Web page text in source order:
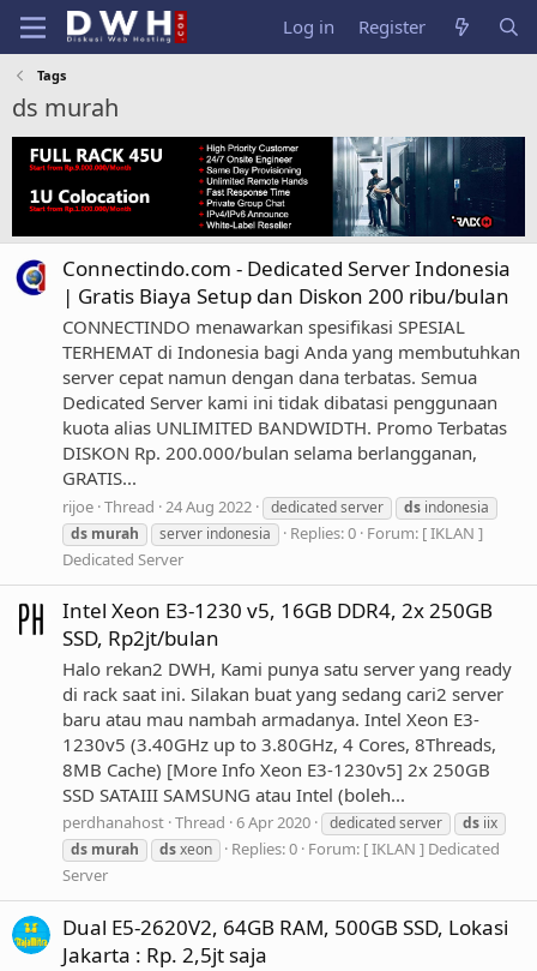
Log in Register
Tags
ds murah
Connectindo.com - Dedicated Server Indonesia
| Gratis Biaya Setup dan Diskon 200 ribu/bulan
CONNECTINDO menawarkan spesifikasi SPESIAL
TERHEMAT di Indonesia bagi Anda yang membutuhkan
server cepat namun dengan dana terbatas. Semua
Dedicated Server kami ini tidak dibatasi penggunaan
kuota alias UNLIMITED BANDWIDTH. Promo Terbatas
DISKON Rp. 200.000/bulan selama berlangganan,
GRATIS...
rijoe Thread 24 Aug 2022 dedicated server ds indonesia
ds murah server indonesia Replies: 0 Forum: [ IKLAN ]
Dedicated Server
Intel Xeon E3-1230 v5, 16GB DDR4, 2x 250GB
SSD, Rp2jt/bulan
Halo rekan2 DWH, Kami punya satu server yang ready
di rack saat ini. Silakan buat yang sedang cari2 server
baru atau mau nambah armadanya. Intel Xeon E3-
1230v5 (3.40GHz up to 3.80GHz, 4 Cores, 8Threads,
8MB Cache) [More Info Xeon E3-1230v5] 2x 250GB
SSD SATAIII SAMSUNG atau Intel (boleh...
perdhanahost Thread 6 Apr 2020 dedicated server ds iix
ds murah dsxeon Replies: 0 Forum: [ IKLAN ] Dedicated
Server
Dual E5-2620V2, 64GB RAM, 500GB SSD, Lokasi
Jakarta : Rp. 2,5jt saja